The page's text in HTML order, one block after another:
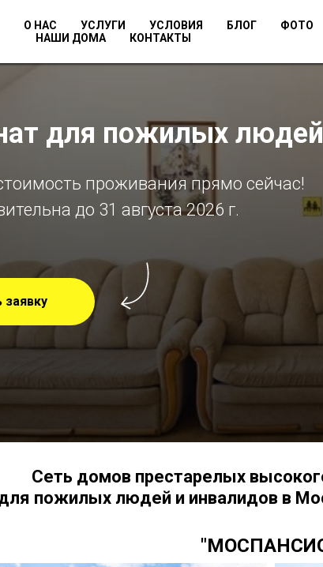
О НАС УСЛУГИ УСЛОВИЯ БЛОГ
ФОТО
НАШИ ДОМА
КОНТАКТЫ
для пожилых людей
проживания прямо сейчас!
до 31 августа 2026 г.
заявку
Сеть домов престарелых
пожилых людей и инвалидов в